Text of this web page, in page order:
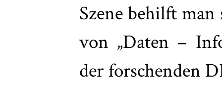
Szene behilft
von „Daten –
der forschenden